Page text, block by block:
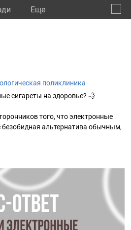
Eще
поликлиника
сигареты на здоровье? 💨
того, что электронные
безобидная альтернатива обычным,